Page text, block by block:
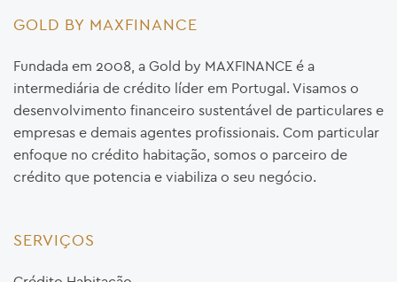
GOLD BY MAXFINANCE
Fundada em 2008, a Gold by MAXFINANCE é a
intermediária de crédito líder em Portugal. Visamos o
desenvolvimento financeiro sustentável de particulares e
empresas e demais agentes profissionais. Com particular
enfoque no crédito habitação, somos o parceiro de
crédito que potencia e viabiliza o seu negócio.
SERVIÇOS